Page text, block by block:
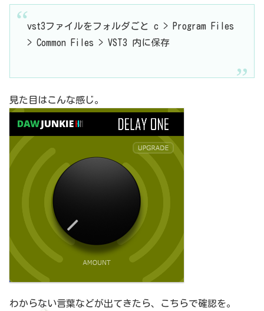
vst3ファイルをフォルダごと c > Program Files
> Common Files > VST3 内に保存
見た目はこんな感じ。
わからない言葉などが出てきたら、こちらで確認を。